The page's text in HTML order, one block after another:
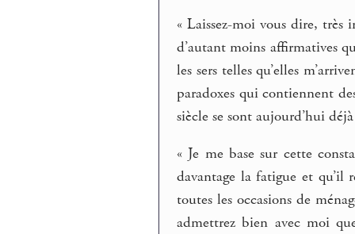
« Laissez-moi vous dire, très
d’autant moins affirmatives
les sers telles qu’elles
paradoxes qui contiennent
siècle se sont aujourd’hui
« Je me base sur cette
davantage la fatigue et qu’il
toutes les occasions de
admettrez bien avec moi